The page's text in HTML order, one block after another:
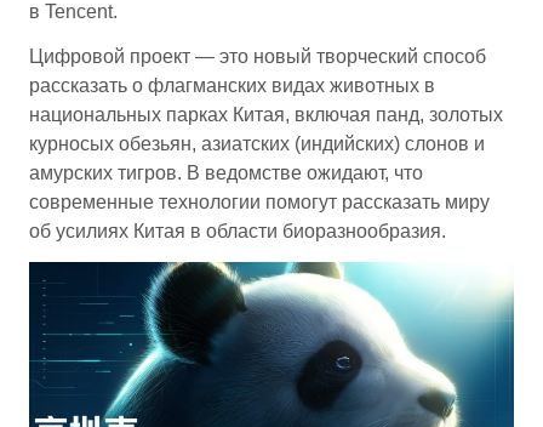
в Tencent.
Цифровой проект — это новый творческий способ
рассказать о флагманских видах животных в
национальных парках Китая, включая панд, золотых
курносых обезьян, азиатских (индийских) слонов и
амурских тигров. В ведомстве ожидают, что
современные технологии помогут рассказать миру
об усилиях Китая в области биоразнообразия.